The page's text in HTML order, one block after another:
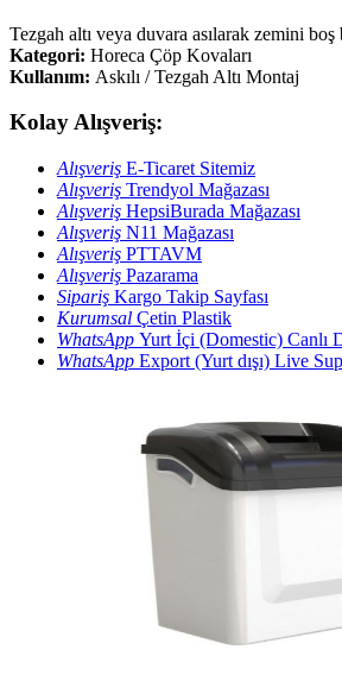
Tezgah altı veya duvara asılarak zemini boş
Kategori: Horeca Çöp Kovaları
Kullanım: Askılı / Tezgah Altı Montaj
Kolay Alışveriş:
Alışveriş E-Ticaret Sitemiz
Alışveriş Trendyol Mağazası
Alışveriş HepsiBurada Mağazası
Alışveriş N11 Mağazası
Alışveriş PTTAVM
Alışveriş Pazarama
Sipariş Kargo Takip Sayfası
Kurumsal Çetin Plastik
WhatsApp Yurt İçi (Domestic) Canlı
WhatsApp Export (Yurt dışı) Live